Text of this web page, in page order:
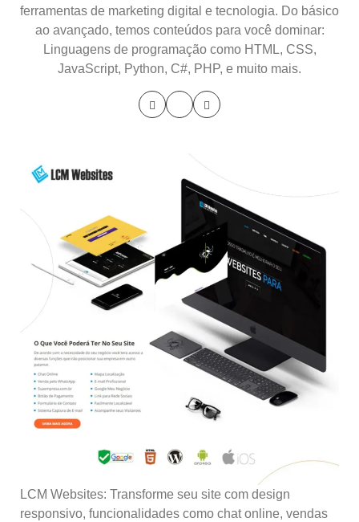
ferramentas de marketing digital e tecnologia. Do básico
ao avançado, temos conteúdos para você dominar:
Linguagens de programação como HTML, CSS,
JavaScript, Python, C#, PHP, e muito mais.
LCM Websites: Transforme seu site com design
responsivo, funcionalidades como chat online, vendas